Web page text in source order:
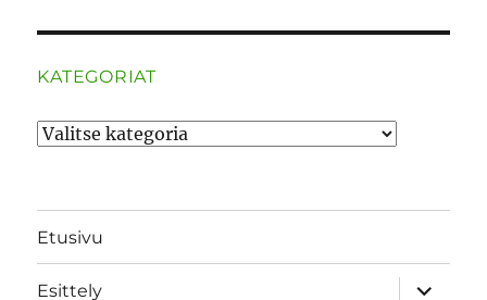
KATEGORIAT
Kategoriat
Etusivu
Esittely
näytä